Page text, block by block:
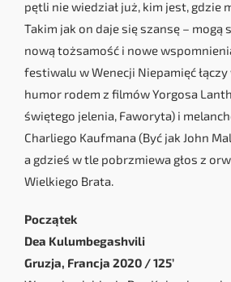
pętli nie wiedział już, kim jest, gdzie
Takim jak on daje się szansę – mogą
nową tożsamość i nowe
festiwalu w Wenecji Niepamięć
humor rodem z filmów Yorgosa
świętego jelenia, Faworyta) i
Charliego Kaufmana (Być jak John
a gdzieś w tle pobrzmiewa głos z
Wielkiego Brata.
Początek
Dea Kulumbegashvili
Gruzja, Francja 2020 / 125’